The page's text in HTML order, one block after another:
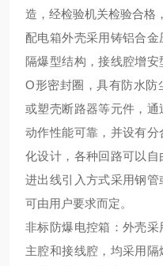
造，经检验机关检验合格
配电箱外壳采用铸铝合
隔爆型结构，接线腔增
O形密封圈，具有防水防
或塑壳断路器等元件，通
动作性能可靠，并设有
化设计，各种回路可以自
进出线引入方式采用钢
可由用户要求而定。
非标防爆电控箱：外壳
主腔和接线腔，均采用